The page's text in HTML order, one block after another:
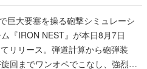
巨大要塞を操る砲撃シミュレーシ
『IRON NEST』が本日8月7日
リリース。弾道計算から砲弾装
回までワンオペでこなし、強烈な